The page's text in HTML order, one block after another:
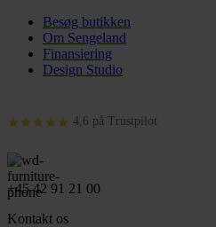
Besøg butikken
Om Sengeland
Finansiering
Design Studio
4,6 på Trustpilot
+45 42 91 21 00
Kontakt os